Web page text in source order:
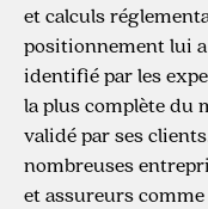
et calculs
positionnement lui
identifié par les
la plus complète du
validé par ses
nombreuses
et assureurs